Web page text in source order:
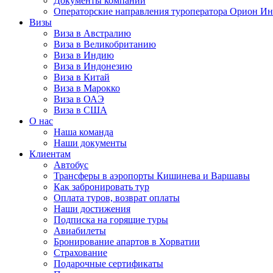
Операторские направления туроператора Орион
Визы
Виза в Австралию
Виза в Великобританию
Виза в Индию
Виза в Индонезию
Виза в Китай
Виза в Марокко
Виза в ОАЭ
Виза в США
О нас
Наша команда
Наши документы
Клиентам
Автобус
Трансферы в аэропорты Кишинева и Варшавы
Как забронировать тур
Оплата туров, возврат оплаты
Наши достижения
Подписка на горящие туры
Авиабилеты
Бронирование апартов в Хорватии
Страхование
Подарочные сертификаты